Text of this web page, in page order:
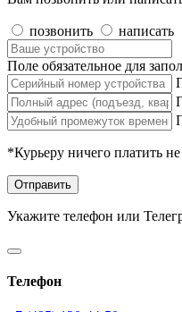
позвонить написать
Поле обязательное для
*Курьеру ничего платить
Отправить
Укажите телефон или
Телефон